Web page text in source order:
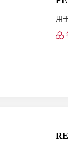
用